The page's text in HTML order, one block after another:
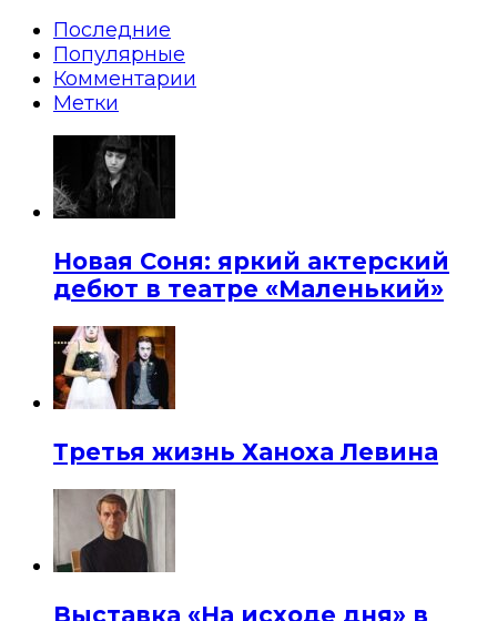
Последние
Популярные
Комментарии
Метки
Новая Соня: яркий актерский
дебют в театре «Маленький»
Третья жизнь Ханоха Левина
Выставка «На исходе дня» в